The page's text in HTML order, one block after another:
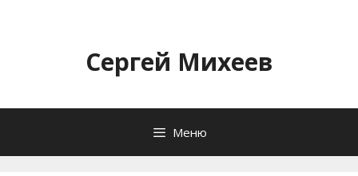
содержимомуСергей Михеев
Меню